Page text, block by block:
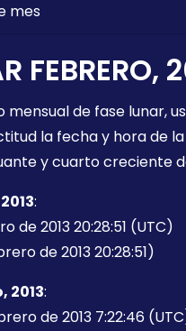
mes
FEBRERO,
mensual de fase lunar,
la fecha y hora de la
y cuarto creciente
:
de 2013 20:28:51 (UTC)
de 2013 20:28:51)
2013:
de 2013 7:22:46